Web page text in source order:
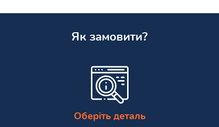
Як замовити?
Оберіть деталь